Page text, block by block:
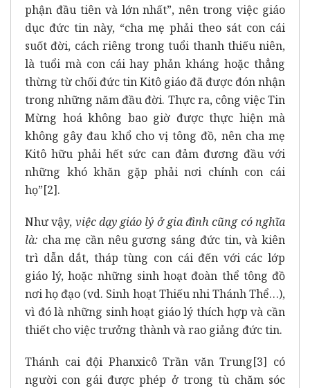
phận đầu tiên và lớn nhất”, nên trong việc giáo
dục đức tin này, “cha mẹ phải theo sát con cái
suốt đời, cách riêng trong tuổi thanh thiếu niên,
là tuổi mà con cái hay phản kháng hoặc thẳng
thừng từ chối đức tin Kitô giáo đã được đón nhận
trong những năm đầu đời. Thực ra, công việc Tin
Mừng hoá không bao giờ được thực hiện mà
không gây đau khổ cho vị tông đồ, nên cha mẹ
Kitô hữu phải hết sức can đảm đương đầu với
những khó khăn gặp phải nơi chính con cái
họ”[2].
Như vậy, việc dạy giáo lý ở gia đình cũng có nghĩa
là: cha mẹ cần nêu gương sáng đức tin, và kiên
trì dẫn dắt, tháp tùng con cái đến với các lớp
giáo lý, hoặc những sinh hoạt đoàn thể tông đồ
nơi họ đạo (vd. Sinh hoạt Thiếu nhi Thánh Thể…),
vì đó là những sinh hoạt giáo lý thích hợp và cần
thiết cho việc trưởng thành và rao giảng đức tin.
Thánh cai đội Phanxicô Trần văn Trung[3] có
người con gái được phép ở trong tù chăm sóc